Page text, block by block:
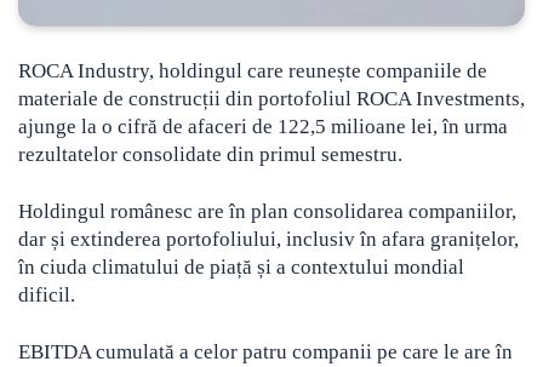
ROCA Industry, holdingul care reunește companiile de
materiale de construcții din portofoliul ROCA Investments,
ajunge la o cifră de afaceri de 122,5 milioane lei, în urma
rezultatelor consolidate din primul semestru.
Holdingul românesc are în plan consolidarea companiilor,
dar și extinderea portofoliului, inclusiv în afara granițelor,
în ciuda climatului de piață și a contextului mondial
dificil.
EBITDA cumulată a celor patru companii pe care le are în